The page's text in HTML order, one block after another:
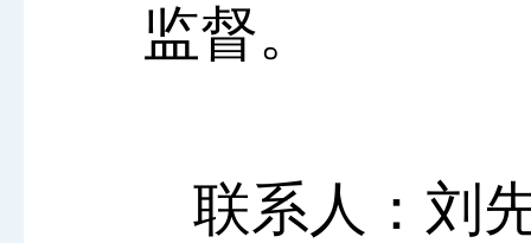
监督。
联系人：刘